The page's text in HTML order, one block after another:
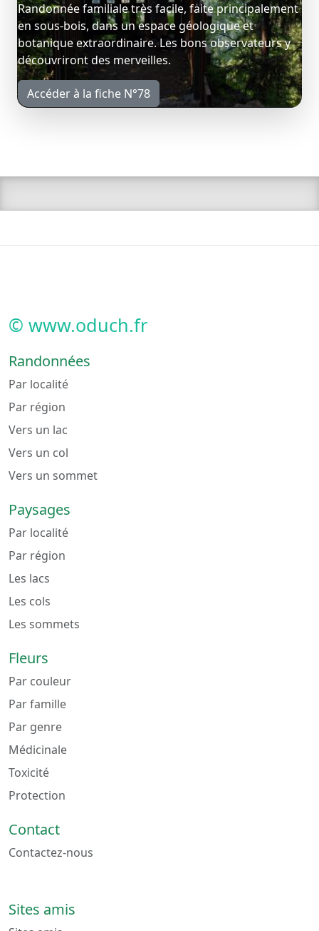
Randonnée familiale très facile, faite principalement
en sous-bois, dans un espace géologique et
botanique extraordinaire. Les bons observateurs y
découvriront des merveilles.
Accéder à la fiche N°78
© www.oduch.fr
Randonnées
Par localité
Par région
Vers un lac
Vers un col
Vers un sommet
Paysages
Par localité
Par région
Les lacs
Les cols
Les sommets
Fleurs
Par couleur
Par famille
Par genre
Médicinale
Toxicité
Protection
Contact
Contactez-nous
Sites amis